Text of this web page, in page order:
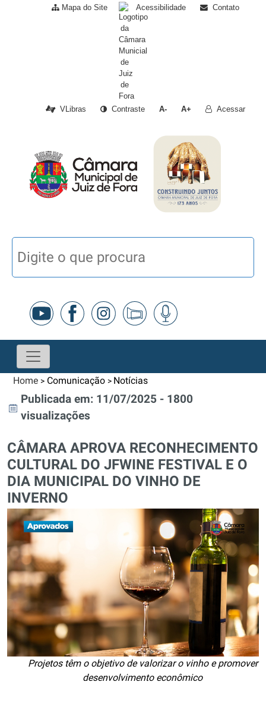
Mapa do Site Acessibilidade Contato
VLibras Contraste A- A+ Acessar
Home > Comunicação > Notícias
Publicada em: 11/07/2025 - 1800
visualizações
CÂMARA APROVA RECONHECIMENTO
CULTURAL DO JFWINE FESTIVAL E O
DIA MUNICIPAL DO VINHO DE
INVERNO
Projetos têm o objetivo de valorizar o vinho e promover
desenvolvimento econômico